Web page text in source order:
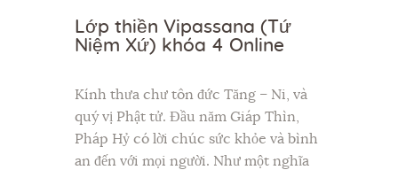
Lớp thiền Vipassana (Tứ
Niệm Xứ) khóa 4 Online
Kính thưa chư tôn đức Tăng – Ni, và
quý vị Phật tử. Đầu năm Giáp Thìn,
Pháp Hỷ có lời chúc sức khỏe và bình
an đến với mọi người. Như một nghĩa